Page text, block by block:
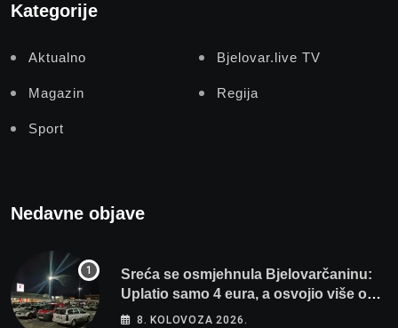
Kategorije
Aktualno Bjelovar.live TV
Magazin Regija
Sport
Nedavne objave
Sreća se osmjehnula Bjelovarčaninu:
Uplatio samo 4 eura, a osvojio više od
80 tisuća eura
8. KOLOVOZA 2026.